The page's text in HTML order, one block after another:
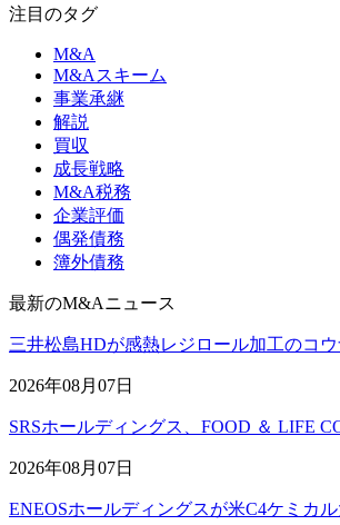
注目のタグ
M&A
M&Aスキーム
事業承継
解説
買収
成長戦略
M&A税務
企業評価
偶発債務
簿外債務
最新のM&Aニュース
三井松島HDが感熱レジロール加工のコ
2026年08月07日
SRSホールディングス、FOOD ＆ LIFE
2026年08月07日
ENEOSホールディングスが米C4ケミカ